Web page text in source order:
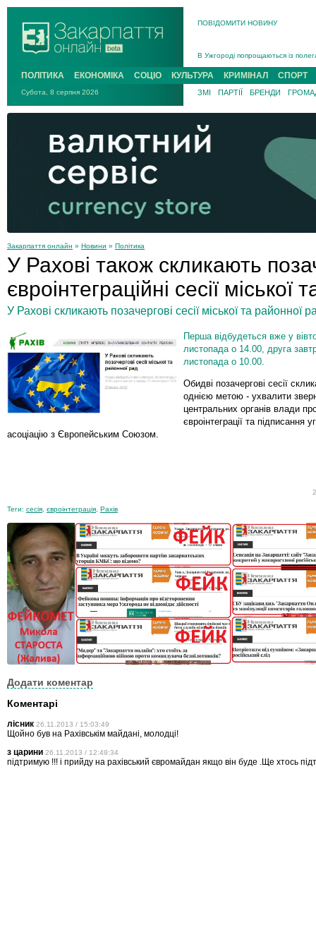
ПОВІДОМИТИ НОВИНУ
В Ужгороді попрощаються із
В Ужгороді 5 серпня
Підтвердили загибель
На війні з рф поліг військовий з
На Хустщині внаслідок ДТП за
Інструктора районного ТЦК на
ПОЛІТИКА ЕКОНОМІКА СОЦІО КУЛЬТУРА КРИМІНАЛ СПОРТ
Субота, 8 серпня 2026 ЗМІ ПАРТІЇ БРЕНДИ
Закарпаття онлайн » Новини » Політика
У Рахові також скликають
євроінтеграційні сесії міської
У Рахові скликають позачергові сесії міської та районної
Перша відбудеться вже у
листопада о 14.00, друга
листопада о 10.00.
Обидві позачергові сесії
однією метою - ухвалити
центральних органів влади
євроінтеграції та підписання
асоціацію з Європейським Союзом.
Теги: сесія євроінтеграція Рахів
Додати коментар
Коментарі
лісник 26.11.2013 / 15:03:49
Щойно був на Рахівськім майдані, молодці!
з царини 26.11.2013 / 12:49:34
підтримую !!! і прийду на рахівський євромайдан якщо він буде .Ще хтось